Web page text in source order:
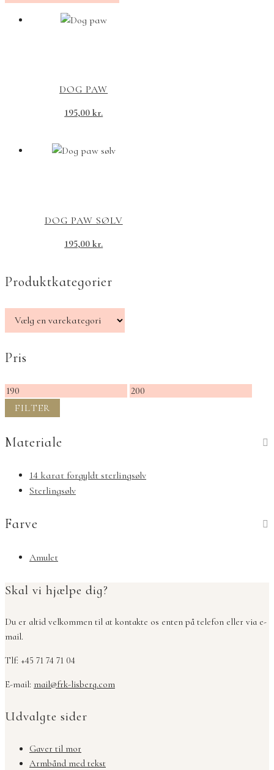
DOG PAW
195,00kr.
DOG PAW SØLV
195,00kr.
Produktkategorier
Pris
Mindste
pris
Højeste
FILTER
Materiale
14 karat forgyldt sterlingsølv
Sterlingsølv
Farve
Amulet
Skal vi hjælpe dig?
Du er altid velkommen til at kontakte os enten på telefon eller via e-
mail.
Tlf: +45 71 74 71 04
E-mail: mail@frk-lisberg.com
Udvalgte sider
Gaver til mor
Armbånd med tekst